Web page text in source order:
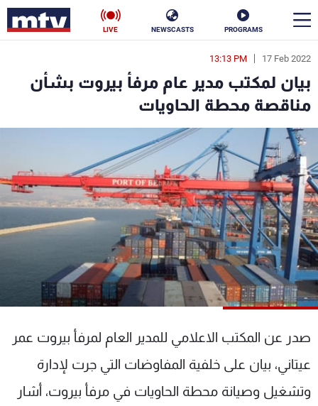
PROGRAMS
NEWSCASTS
LIVE
17 Feb 2022
13:13 PM
بيان لمكتب مدير عام مرفأ بيروت بشأن
مناقصة محطة الحاويات
صدر عن المكتب الاعلامي للمدير العام لمرفأ بيروت عمر
عيتاني، بيان على خلفية المفاوضات التي جرت لإدارة
وتشغيل وصيانة محطة الحاويات في مرفأ بيروت، أشار
en
الأخبار
سياسة ناس
إقتصاد فن
منوعات رياضة
كأس العالم
البرامج
شاهد البرامج
عن MTV
وظائف